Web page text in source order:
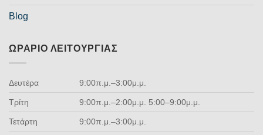
Blog
ΩΡΆΡΙΟ ΛΕΙΤΟΥΡΓΊΑΣ
Δευτέρα 9:00π.μ.–3:00μ.μ.
Τρίτη 9:00π.μ.–2:00μ.μ. 5:00–9:00μ.μ.
Τετάρτη 9:00π.μ.–3:00μ.μ.